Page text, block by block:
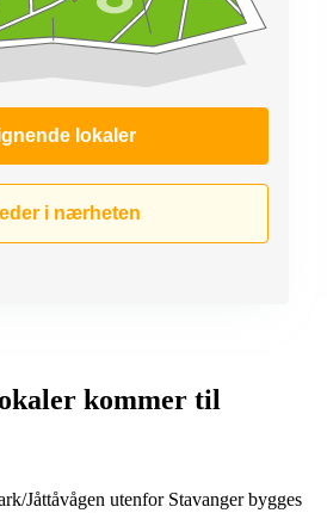
lokaler
i nærheten
kommer til
Jåttåvågen utenfor Stavanger bygges